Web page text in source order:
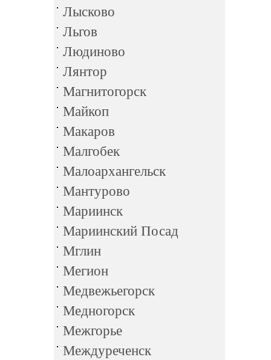
Лысково
Льгов
Людиново
Лянтор
Магнитогорск
Майкоп
Макаров
Малгобек
Малоархангельск
Мантурово
Мариинск
Мариинский Посад
Мглин
Мегион
Медвежьегорск
Медногорск
Межгорье
Междуреченск